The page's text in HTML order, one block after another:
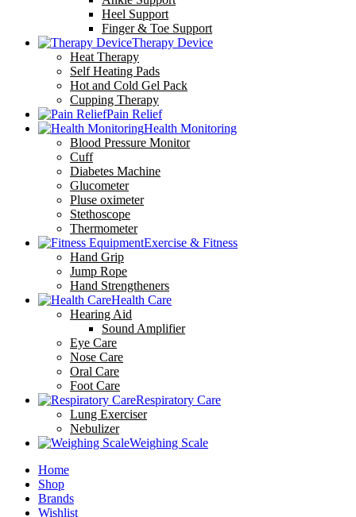
Heel Support
Finger & Toe Support
Therapy Device
Heat Therapy
Self Heating Pads
Hot and Cold Gel Pack
Cupping Therapy
Pain Relief
Health Monitoring
Blood Pressure Monitor
Cuff
Diabetes Machine
Glucometer
Pluse oximeter
Stethoscope
Thermometer
Exercise & Fitness
Hand Grip
Jump Rope
Hand Strengtheners
Health Care
Hearing Aid
Sound Amplifier
Eye Care
Nose Care
Oral Care
Foot Care
Respiratory Care
Lung Exerciser
Nebulizer
Weighing Scale
Home
Shop
Brands
Wishlist